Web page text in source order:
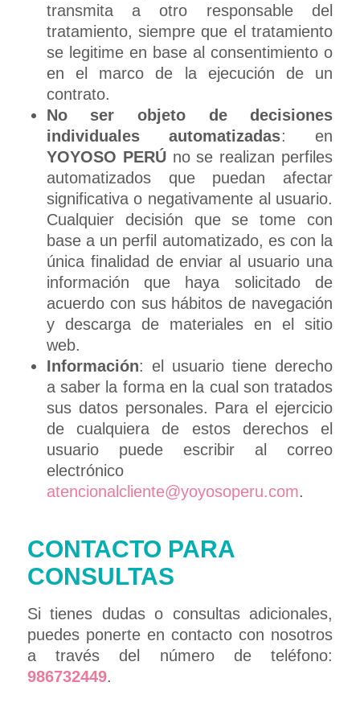
transmita a otro responsable del
tratamiento, siempre que el tratamiento
se legitime en base al consentimiento o
en el marco de la ejecución de un
contrato.
No ser objeto de decisiones
individuales automatizadas: en
YOYOSO PERÚno se realizan perfiles
automatizados que puedan afectar
significativa o negativamente al usuario.
Cualquier decisión que se tome con
base a un perfil automatizado, es con la
única finalidad de enviar al usuario una
información que haya solicitado de
acuerdo con sus hábitos de navegación
y descarga de materiales en el sitio
web.
Información: el usuario tiene derecho
a saber la forma en la cual son tratados
sus datos personales. Para el ejercicio
de cualquiera de estos derechos el
usuario puede escribir al correo
electrónico
atencionalcliente@yoyosoperu.com.
CONTACTO PARA
CONSULTAS
Si tienes dudas o consultas adicionales,
puedes ponerte en contacto con nosotros
a través del número de teléfono:
986732449.